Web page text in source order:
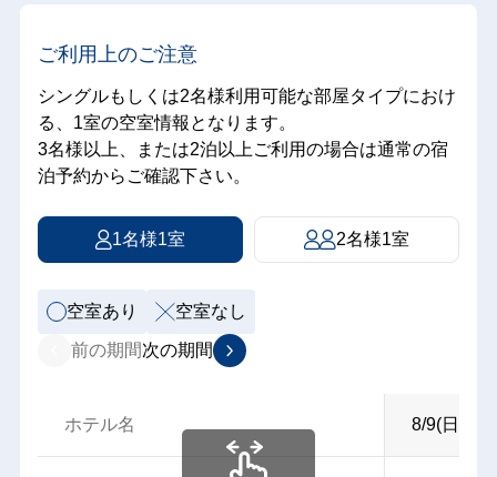
ご利用上のご注意
シングルもしくは2名様利用可能な部屋タイプにおけ
る、1室の空室情報となります。
3名様以上、または2泊以上ご利用の場合は通常の宿
泊予約からご確認下さい。
1名様1室 2名様1室
空室あり 空室なし
前の期間次の期間
ホテル名 8/9(日)